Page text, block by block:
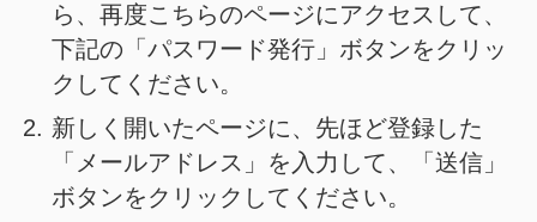
ら、再度こちらのページにアクセスして、
下記の「パスワード発行」ボタンをクリッ
クしてください。
2. 新しく開いたページに、先ほど登録した
「メールアドレス」を入力して、「送信」
ボタンをクリックしてください。